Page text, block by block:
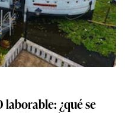
laborable: ¿qué se